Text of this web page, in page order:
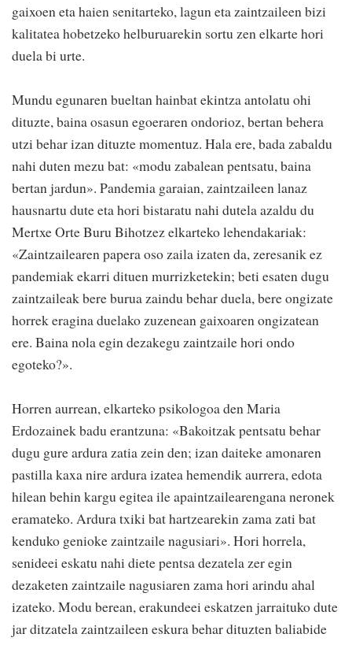
gaixoen eta haien senitarteko, lagun eta zaintzaileen bizi
kalitatea hobetzeko helburuarekin sortu zen elkarte hori
duela bi urte.
Mundu egunaren bueltan hainbat ekintza antolatu ohi
dituzte, baina osasun egoeraren ondorioz, bertan behera
utzi behar izan dituzte momentuz. Hala ere, bada zabaldu
nahi duten mezu bat: «modu zabalean pentsatu, baina
bertan jardun». Pandemia garaian, zaintzaileen lanaz
hausnartu dute eta hori bistaratu nahi dutela azaldu du
Mertxe Orte Buru Bihotzez elkarteko lehendakariak:
«Zaintzailearen papera oso zaila izaten da, zeresanik ez
pandemiak ekarri dituen murrizketekin; beti esaten dugu
zaintzaileak bere burua zaindu behar duela, bere ongizate
horrek eragina duelako zuzenean gaixoaren ongizatean
ere. Baina nola egin dezakegu zaintzaile hori ondo
egoteko?».
Horren aurrean, elkarteko psikologoa den Maria
Erdozainek badu erantzuna: «Bakoitzak pentsatu behar
dugu gure ardura zatia zein den; izan daiteke amonaren
pastilla kaxa nire ardura izatea hemendik aurrera, edota
hilean behin kargu egitea ile apaintzailearengana neronek
eramateko. Ardura txiki bat hartzearekin zama zati bat
kenduko genioke zaintzaile nagusiari». Hori horrela,
senideei eskatu nahi diete pentsa dezatela zer egin
dezaketen zaintzaile nagusiaren zama hori arindu ahal
izateko. Modu berean, erakundeei eskatzen jarraituko dute
jar ditzatela zaintzaileen eskura behar dituzten baliabide